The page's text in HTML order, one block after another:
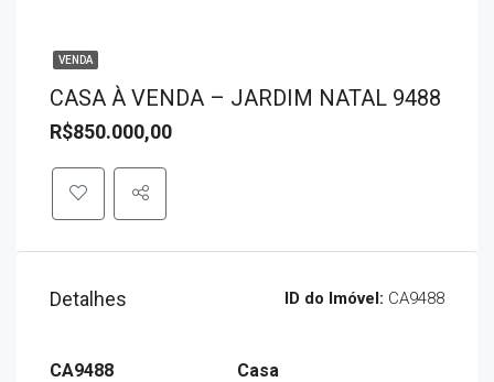
VENDA
CASA À VENDA – JARDIM NATAL 9488
R$850.000,00
Detalhes ID do Imóvel: CA9488
CA9488 Casa